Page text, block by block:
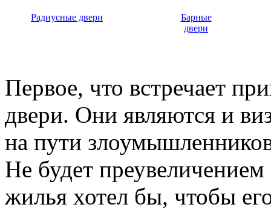
Радиусные двери
Барные
двери
Первое, что встречает
двери. Они являются и
на пути
Не будет
жилья хотел бы, чтобы